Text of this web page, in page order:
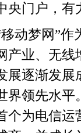
央门户，有
梦网”作为
产业、无
展逐渐发
界领先水平
个为电信运